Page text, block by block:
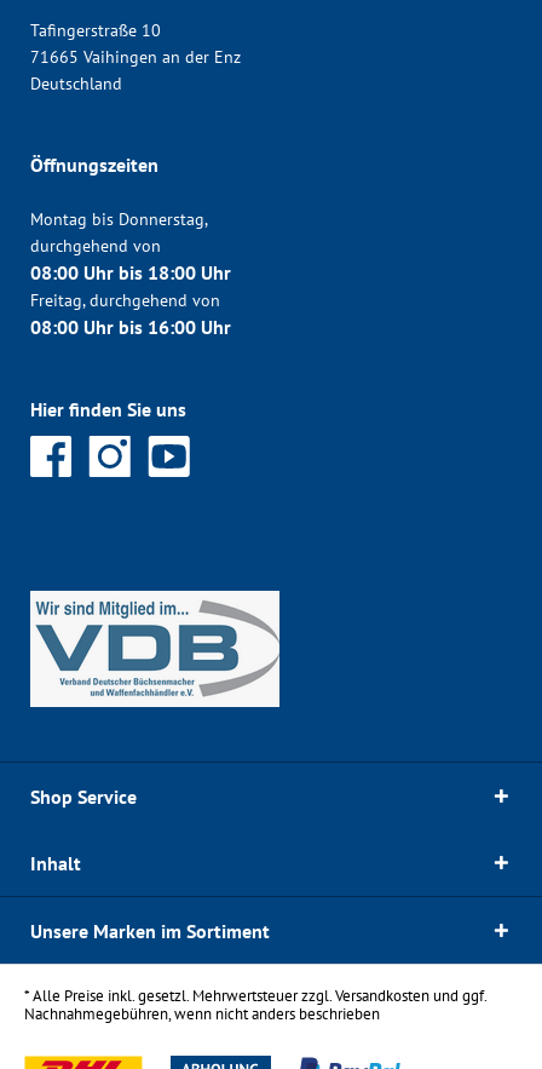
Tafingerstraße 10
71665 Vaihingen an der Enz
Deutschland
Öffnungszeiten
Montag bis Donnerstag,
durchgehend von
08:00 Uhr bis 18:00 Uhr
Freitag, durchgehend von
08:00 Uhr bis 16:00 Uhr
Hier finden Sie uns
Shop Service
Inhalt
Unsere Marken im Sortiment
* Alle Preise inkl. gesetzl. Mehrwertsteuer zzgl.Versandkostenund ggf.
Nachnahmegebühren, wenn nicht anders beschrieben